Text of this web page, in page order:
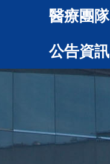
醫療團隊
公告資訊